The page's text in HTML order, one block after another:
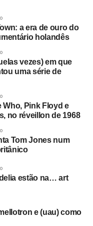
como nunca
montagem de
de Manchester. Este
Nesse ponto, era
que algo muito ruim
maior.
ordem, esse fascismo
na sala de ensaio.
underground no
Mas esse era
demais. Eu sabia
para pensar isso,
a era de ouro do
holandês
vezes) em que
uma série de
Who, Pink Floyd e
no réveillon de 1968
Tom Jones num
estão na… art
e (uau) como